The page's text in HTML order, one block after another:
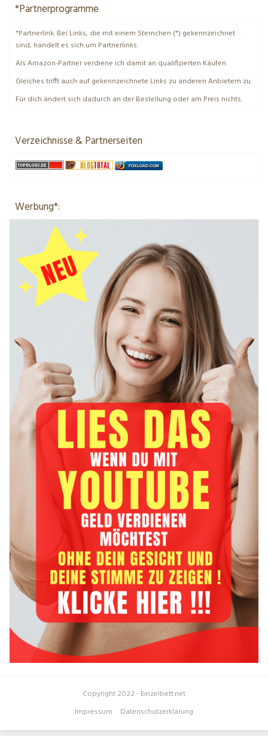
*Partnerprogramme
*Partnerlink. Bei Links, die mit einem Sternchen (*) gekennzeichnet
sind, handelt es sich um Partnerlinks.
Als Amazon-Partner verdiene ich damit an qualifizierten Käufen.
Gleiches trifft auch auf gekennzeichnete Links zu anderen Anbietern zu.
Für dich ändert sich dadurch an der Bestellung oder am Preis nichts.
Verzeichnisse & Partnerseiten
FOXLOAD.COM
Werbung*:
Copyright 2022 - Einzelbett.net
Impressum
Datenschutzerklärung